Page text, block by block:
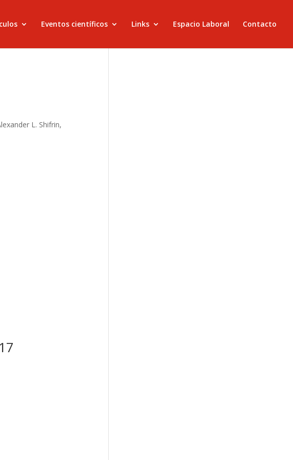
Eventos científicos Links Espacio Laboral Contacto
L. Shifrin,